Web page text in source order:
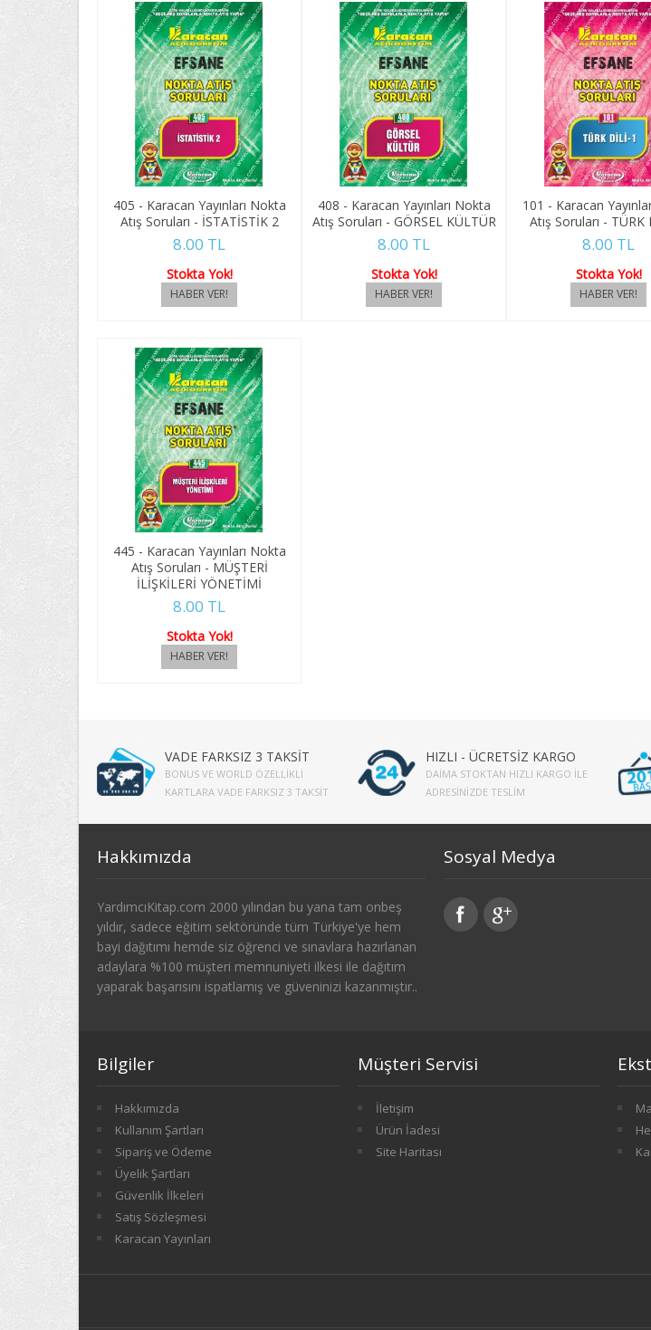
405 - Karacan Yayınları Nokta
Atış Soruları - İSTATİSTİK 2
8.00 TL
Stokta Yok!
408 - Karacan Yayınları Nokta
Atış Soruları - GÖRSEL KÜLTÜR
8.00 TL
Stokta Yok!
101 - Karacan
Atış Soruları - TÜRK
8.00 TL
Stokta Yok!
445 - Karacan Yayınları Nokta
Atış Soruları - MÜŞTERİ
İLİŞKİLERİ YÖNETİMİ
8.00 TL
Stokta Yok!
VADE FARKSIZ 3 TAKSİT
BONUS VE WORLD ÖZELLIKLI
KARTLARA VADE FARKSIZ 3 TAKSIT
HIZLI - ÜCRETSİZ KARGO
DAIMA STOKTAN HIZLI KARGO İLE
ADRESINIZDE TESLIM
Hakkımızda
YardımcıKitap.com 2000 yılından bu yana tam onbeş
yıldır, sadece eğitim sektöründe tüm Türkiye'ye hem
bayi dağıtımı hemde siz öğrenci ve sınavlara hazırlanan
adaylara %100 müşteri memnuniyeti ilkesi ile dağıtım
yaparak başarısını ispatlamış ve güveninizi kazanmıştır..
Sosyal Medya
Bilgiler
Hakkımızda
Kullanım Şartları
Sipariş ve Ödeme
Üyelik Şartları
Güvenlik İlkeleri
Satış Sözleşmesi
Karacan Yayınları
Müşteri Servisi
İletişim
Ürün İadesi
Site Haritası